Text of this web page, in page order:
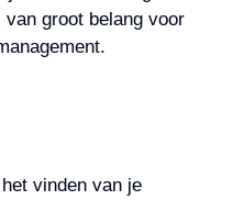
groot belang voor
vinden van je